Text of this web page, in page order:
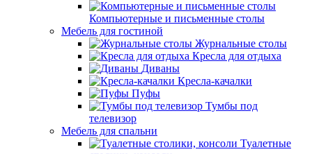
Компьютерные и письменные столы
Мебель для гостиной
Журнальные столы
Кресла для отдыха
Диваны
Кресла-качалки
Пуфы
Тумбы под
телевизор
Мебель для спальни
Туалетные